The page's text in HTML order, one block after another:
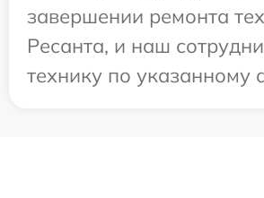
завершении ремонта
Ресанта, и наш
технику по указанному